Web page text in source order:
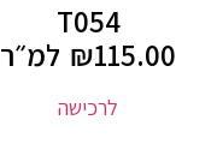
T054
₪115.00 למ״ר
לרכישה